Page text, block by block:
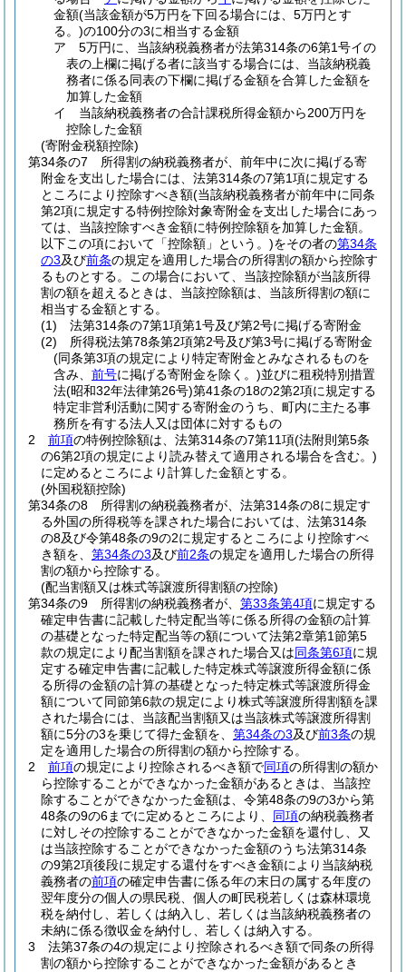
金額(当該金額が5万円を下回る場合には、5万円とす
る。)の100分の3に相当する金額
ア
5万円に、当該納税義務者が法第314条の6第1号イの
表の上欄に掲げる者に該当する場合には、当該納税義
務者に係る同表の下欄に掲げる金額を合算した金額を
加算した金額
イ
当該納税義務者の合計課税所得金額から200万円を
控除した金額
(寄附金税額控除)
第34条の7
所得割の納税義務者が、前年中に次に掲げる寄
附金を支出した場合には、法第314条の7第1項に規定する
ところにより控除すべき額(当該納税義務者が前年中に同条
第2項に規定する特例控除対象寄附金を支出した場合にあっ
ては、当該控除すべき金額に特例控除額を加算した金額。
以下この項において「控除額」という。)をその者の第34条
の3及び前条の規定を適用した場合の所得割の額から控除す
るものとする。
この場合において、当該控除額が当該所得
割の額を超えるときは、当該控除額は、当該所得割の額に
相当する金額とする。
(1)
法第314条の7第1項第1号及び第2号に掲げる寄附金
(2)
所得税法第78条第2項第2号及び第3号に掲げる寄附金
(同条第3項の規定により特定寄附金とみなされるものを
含み、 前号に掲げる寄附金を除く。)並びに租税特別措置
法(昭和32年法律第26号)第41条の18の2第2項に規定する
特定非営利活動に関する寄附金のうち、町内に主たる事
務所を有する法人又は団体に対するもの
2
前項の特例控除額は、法第314条の7第11項(法附則第5条
の6第2項の規定により読み替えて適用される場合を含む。)
に定めるところにより計算した金額とする。
(外国税額控除)
第34条の8
所得割の納税義務者が、法第314条の8に規定す
る外国の所得税等を課された場合においては、法第314条
の8及び令第48条の9の2に規定するところにより控除すべ
き額を、 第34条の3及び前2条の規定を適用した場合の所得
割の額から控除する。
(配当割額又は株式等譲渡所得割額の控除)
第34条の9
所得割の納税義務者が、 第33条第4項に規定する
確定申告書に記載した特定配当等に係る所得の金額の計算
の基礎となった特定配当等の額について法第2章第1節第5
款の規定により配当割額を課された場合又は同条第6項に規
定する確定申告書に記載した特定株式等譲渡所得金額に係
る所得の金額の計算の基礎となった特定株式等譲渡所得金
額について同節第6款の規定により株式等譲渡所得割額を課
された場合には、当該配当割額又は当該株式等譲渡所得割
額に5分の3を乗じて得た金額を、 第34条の3及び前3条の規
定を適用した場合の所得割の額から控除する。
2
前項の規定により控除されるべき額で同項の所得割の額か
ら控除することができなかった金額があるときは、当該控
除することができなかった金額は、令第48条の9の3から第
48条の9の6までに定めるところにより、 同項の納税義務者
に対しその控除することができなかった金額を還付し、又
は当該控除することができなかった金額のうち法第314条
の9第2項後段に規定する還付をすべき金額により当該納税
義務者の前項の確定申告書に係る年の末日の属する年度の
翌年度分の個人の県民税、個人の町民税若しくは森林環境
税を納付し、若しくは納入し、若しくは当該納税義務者の
未納に係る徴収金を納付し、若しくは納入する。
3
法第37条の4の規定により控除されるべき額で同条の所得
割の額から控除することができなかった金額があるとき